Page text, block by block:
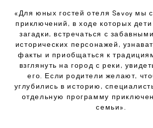
«Для юных гостей отеля Savoy мы
приключений, в ходе которых
загадки, встречаться с
исторических персонажей,
факты и приобщаться к
взглянуть на город с реки,
его. Если родители желают,
углубились в историю,
отдельную программу
семьи».